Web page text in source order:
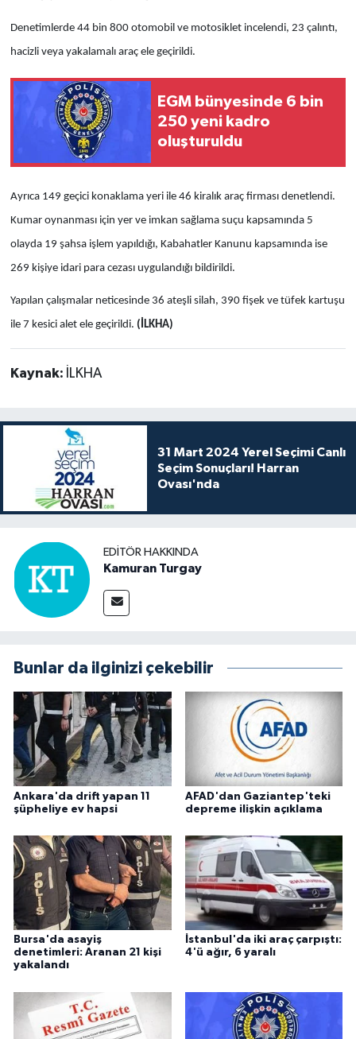
Denetimlerde 44 bin 800 otomobil ve motosiklet incelendi, 23 çalıntı,
hacizli veya yakalamalı araç ele geçirildi.
EGM bünyesinde 6 bin
250 yeni kadro
oluşturuldu
Ayrıca 149 geçici konaklama yeri ile 46 kiralık araç firması denetlendi.
Kumar oynanması için yer ve imkan sağlama suçu kapsamında 5
olayda 19 şahsa işlem yapıldığı, Kabahatler Kanunu kapsamında ise
269 kişiye idari para cezası uygulandığı bildirildi.
Yapılan çalışmalar neticesinde 36 ateşli silah, 390 fişek ve tüfek kartuşu
ile 7 kesici alet ele geçirildi. (İLKHA)
Kaynak: İLKHA
31 Mart 2024 Yerel Seçimi Canlı
Seçim Sonuçları! Harran
Ovası'nda
EDITÖR HAKKINDA
Kamuran Turgay
Bunlar da ilginizi çekebilir
Ankara'da drift yapan 11
şüpheliye ev hapsi
AFAD'dan Gaziantep'teki
depreme ilişkin açıklama
Bursa'da asayiş
denetimleri: Aranan 21 kişi
yakalandı
İstanbul'da iki araç çarpıştı:
4'ü ağır, 6 yaralı